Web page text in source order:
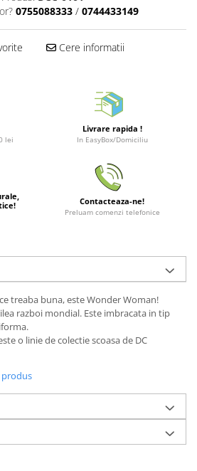
0755088333 / 0744433149
Cere informatii
lei
Livrare rapida !
In EasyBox/Domiciliu
Contacteaza-ne!
Preluam comenzi telefonice
treaba buna, este Wonder Woman!
razboi mondial. Este imbracata in tip
o linie de colectie scoasa de DC